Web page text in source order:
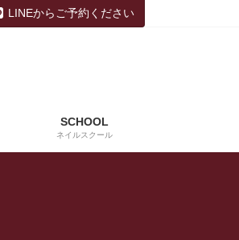
LINEからご予約ください
SCHOOL
ネイルスクール